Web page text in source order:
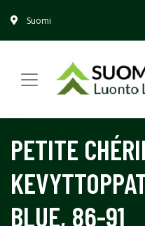
Suomi
PETITE
BLUE, 86-91